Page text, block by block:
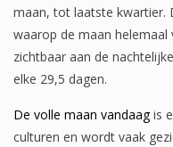
maan, tot laatste kwartier.
waarop de maan
zichtbaar aan de
elke 29,5 dagen.
De volle maan vandaagis
culturen en wordt vaak